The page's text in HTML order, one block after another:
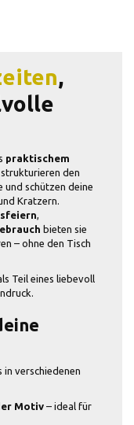
,
praktischem
strukturieren den
und schützen deine
Kratzern.
,
bieten sie
– ohne den Tisch
Teil eines liebevoll
verschiedenen
Motiv – ideal für